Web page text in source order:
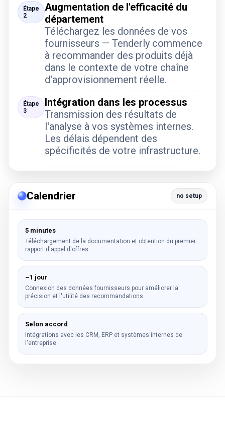
Étape
2
Augmentation de l'efficacité du
département
Téléchargez les données de vos
fournisseurs — Tenderly commence
à recommander des produits déjà
dans le contexte de votre chaîne
d'approvisionnement réelle.
Étape
3
Intégration dans les processus
Transmission des résultats de
l'analyse à vos systèmes internes.
Les délais dépendent des
spécificités de votre infrastructure.
Calendrier no setup
5 minutes
Téléchargement de la documentation et obtention du premier
rapport d'appel d'offres
~1 jour
Connexion des données fournisseurs pour améliorer la
précision et l'utilité des recommandations
Selon accord
Intégrations avec les CRM, ERP et systèmes internes de
l'entreprise